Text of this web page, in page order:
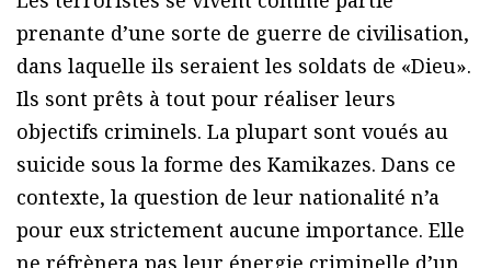
prenante d’une sorte de guerre de civilisation,
dans laquelle ils seraient les soldats de «Dieu».
Ils sont prêts à tout pour réaliser leurs
objectifs criminels. La plupart sont voués au
suicide sous la forme des Kamikazes. Dans ce
contexte, la question de leur nationalité n’a
pour eux strictement aucune importance. Elle